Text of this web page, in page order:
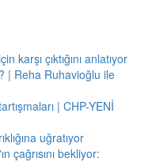
karşı çıktığını anlatıyor
| Reha Ruhavioğlu ile
| CHP-YENİ
uğratıyor
çağrısını bekliyor: